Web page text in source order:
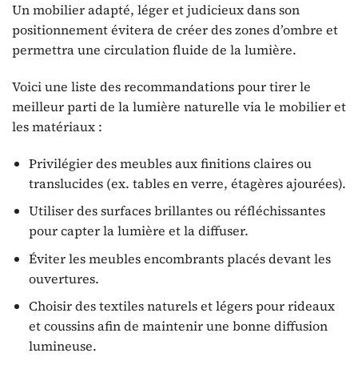
Un mobilier adapté, léger et judicieux dans son
positionnement évitera de créer des zones d’ombre et
permettra une circulation fluide de la lumière.
Voici une liste des recommandations pour tirer le
meilleur parti de la lumière naturelle via le mobilier et
les matériaux :
Privilégier des meubles aux finitions claires ou
translucides (ex. tables en verre, étagères ajourées).
Utiliser des surfaces brillantes ou réfléchissantes
pour capter la lumière et la diffuser.
Éviter les meubles encombrants placés devant les
ouvertures.
Choisir des textiles naturels et légers pour rideaux
et coussins afin de maintenir une bonne diffusion
lumineuse.